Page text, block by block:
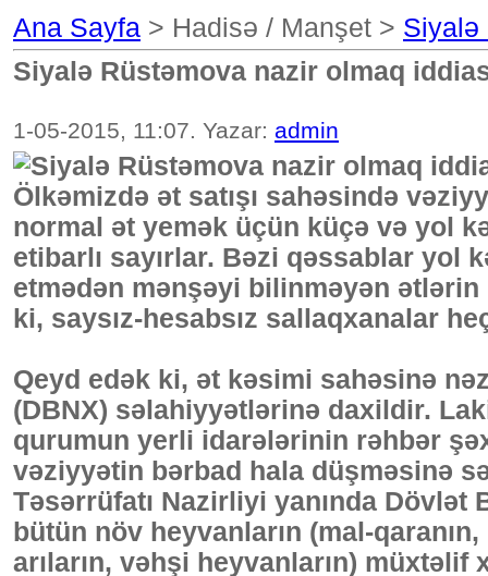
Ana Sayfa > Hadisə / Manşet > Siyalə
Siyalə Rüstəmova nazir olmaq
1-05-2015, 11:07. Yazar: admin
Ölkəmizdə ət satışı sahəsində
normal ət yemək üçün küçə və yol
etibarlı sayırlar. Bəzi qəssablar yol
etmədən mənşəyi bilinməyən
ki, saysız-hesabsız sallaqxanalar
Qeyd edək ki, ət kəsimi sahəsinə
(DBNX) səlahiyyətlərinə daxildir.
qurumun yerli idarələrinin rəhbər
vəziyyətin bərbad hala düşməsinə
Təsərrüfatı Nazirliyi yanında
bütün növ heyvanların (mal-
arıların, vəhşi heyvanların) müxtəlif